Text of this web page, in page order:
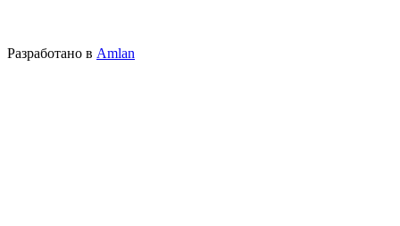
Разработано в Amlan